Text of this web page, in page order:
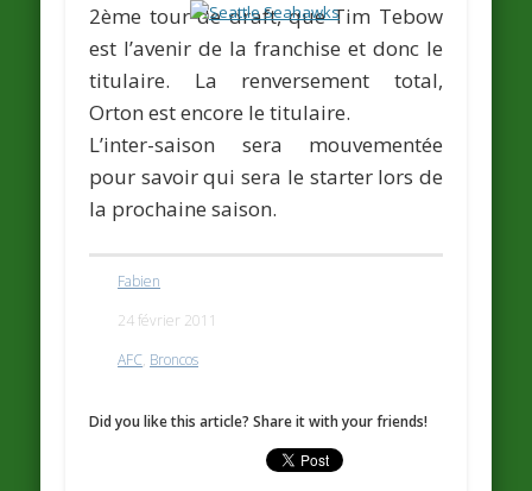
2ème tour de draft, queTim Tebow
est l’avenir de la franchise et donc le
titulaire. La renversement total,
Orton est encore le titulaire.
L’inter-saison sera mouvementée
pour savoir qui sera le starter lors de
la prochaine saison.
Fabien
24 février 2011
AFC, Broncos
Did you like this article? Share it with your friends!